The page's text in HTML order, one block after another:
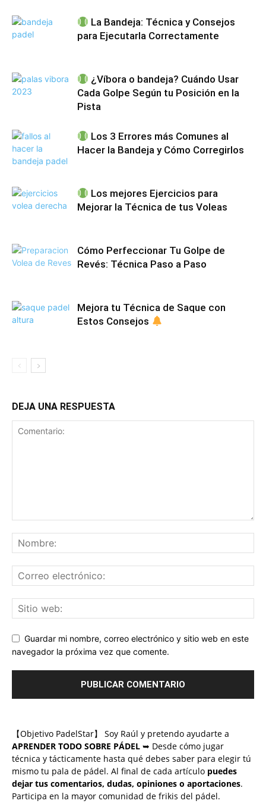
La Bandeja: Técnica y Consejos
para Ejecutarla Correctamente
¿Víbora o bandeja? Cuándo Usar
Cada Golpe Según tu Posición en la
Pista
Los 3 Errores más Comunes al
Hacer la Bandeja y Cómo Corregirlos
Los mejores Ejercicios para
Mejorar la Técnica de tus Voleas
Cómo Perfeccionar Tu Golpe de
Revés: Técnica Paso a Paso
Mejora tu Técnica de Saque con
Estos Consejos
DEJA UNA RESPUESTA
Guardar mi nombre, correo electrónico y sitio web en este
navegador la próxima vez que comente.
【Objetivo PadelStar】 Soy Raúl y pretendo ayudarte a
APRENDER TODO SOBRE PÁDEL ➥ Desde cómo jugar
técnica y tácticamente hasta qué debes saber para elegir tú
mismo tu pala de pádel. Al final de cada artículo puedes
dejar tus comentarios, dudas, opiniones o aportaciones.
Participa en la mayor comunidad de frikis del pádel.